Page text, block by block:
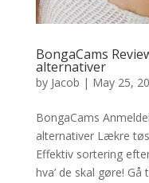
BongaCams
alternativer
by Jacob | May 25,
BongaCams
alternativer Lækre
Effektiv sortering
hva’ de skal gøre!